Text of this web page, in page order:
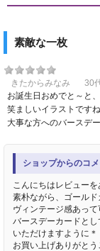
素敵な一枚
きたからみなみ 30
お誕生日おめでと～と
笑ましいイラストです
大事な方へのバースデ
ショップからのコメ
こんにちはレビュー
素朴ながら、ゴールド
ヴィンテージ感あって
バースデーカードと
いただけますように＊
お買い上げありがとう